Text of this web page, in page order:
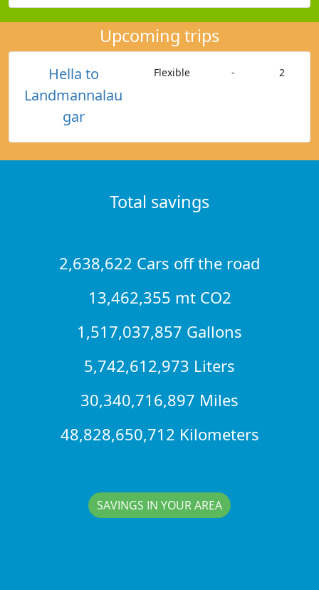
Upcoming trips
Hella to
Landmannalau
gar
Flexible - 2
Total savings
2,638,622 Cars off the road
13,462,355 mt CO2
1,517,037,857 Gallons
5,742,612,973 Liters
30,340,716,897 Miles
48,828,650,712 Kilometers
SAVINGS IN YOUR AREA